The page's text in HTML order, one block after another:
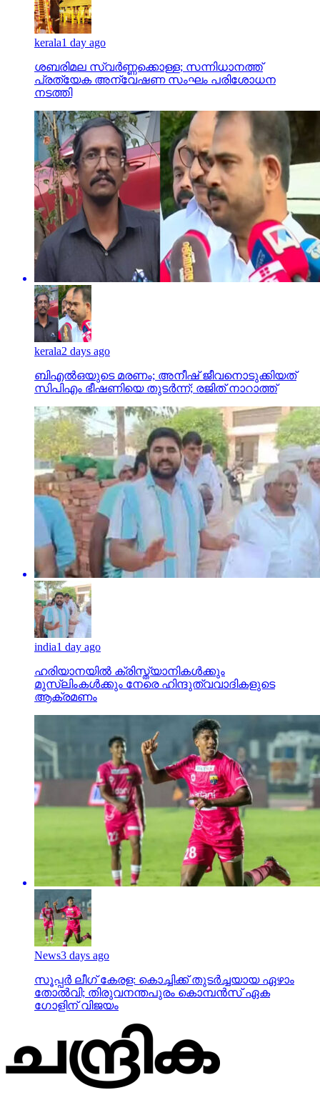
kerala1 day ago
ശബരിമല സ്വര്‍ണ്ണക്കൊള്ള; സന്നിധാനത്ത്
പ്രത്യേക അന്വേഷണ സംഘം പരിശോധന
നടത്തി
kerala2 days ago
ബിഎല്‍ഒയുടെ മരണം; അനീഷ് ജീവനൊടുക്കിയത്
സിപിഎം ഭീഷണിയെ തുടര്‍ന്ന്; രജിത് നാറാത്ത്
india1 day ago
ഹരിയാനയില്‍ ക്രിസ്ത്യാനികള്‍ക്കും
മുസ്‌ലിംകള്‍ക്കും നേരെ ഹിന്ദുത്വവാദികളുടെ
ആക്രമണം
News3 days ago
സൂപ്പര്‍ ലീഗ് കേരള: കൊച്ചിക്ക് തുടര്‍ച്ചയായ ഏഴാം
തോല്‍വി; തിരുവനന്തപുരം കൊമ്പന്‍സ് ഏക
ഗോളിന് വിജയം